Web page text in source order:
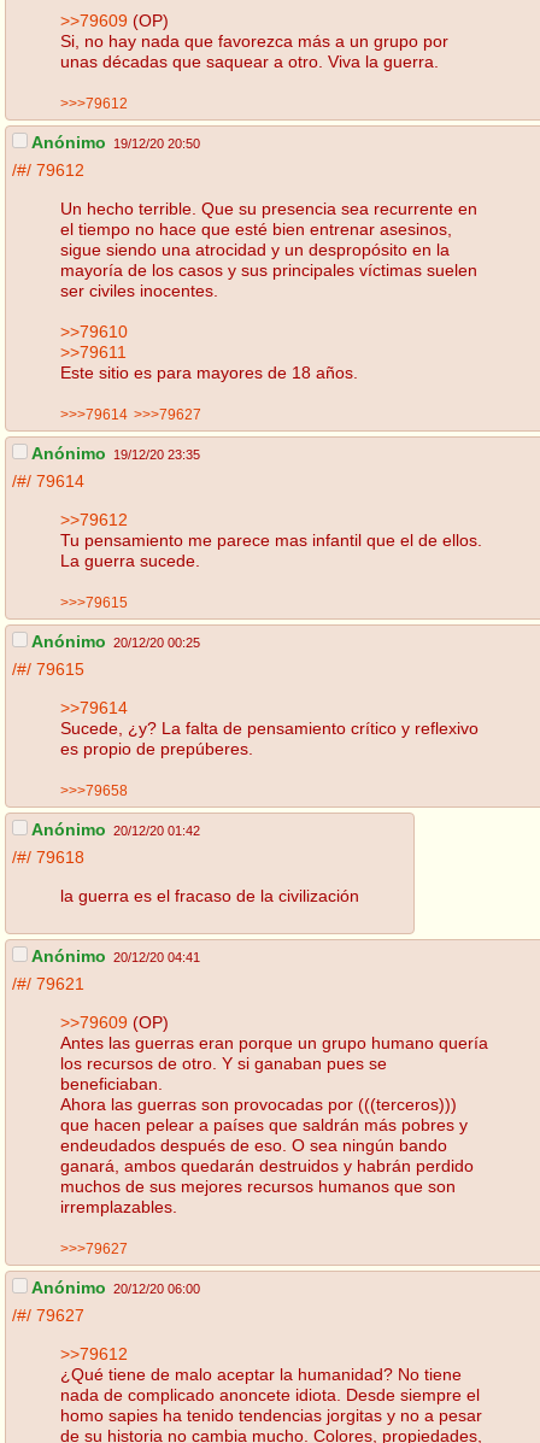
>>79609 (OP)
Si, no hay nada que favorezca más a un grupo por
unas décadas que saquear a otro. Viva la guerra.
>>>79612
Anónimo 19/12/20 20:50
/#/ 79612
Un hecho terrible. Que su presencia sea recurrente en
el tiempo no hace que esté bien entrenar asesinos,
sigue siendo una atrocidad y un despropósito en la
mayoría de los casos y sus principales víctimas suelen
ser civiles inocentes.
>>79610
>>79611
Este sitio es para mayores de 18 años.
>>>79614 >>>79627
Anónimo 19/12/20 23:35
/#/ 79614
>>79612
Tu pensamiento me parece mas infantil que el de ellos.
La guerra sucede.
>>>79615
Anónimo 20/12/20 00:25
/#/ 79615
>>79614
Sucede, ¿y? La falta de pensamiento crítico y reflexivo
es propio de prepúberes.
>>>79658
Anónimo 20/12/20 01:42
/#/ 79618
la guerra es el fracaso de la civilización
Anónimo 20/12/20 04:41
/#/ 79621
>>79609 (OP)
Antes las guerras eran porque un grupo humano quería
los recursos de otro. Y si ganaban pues se
beneficiaban.
Ahora las guerras son provocadas por (((terceros)))
que hacen pelear a países que saldrán más pobres y
endeudados después de eso. O sea ningún bando
ganará, ambos quedarán destruidos y habrán perdido
muchos de sus mejores recursos humanos que son
irremplazables.
>>>79627
Anónimo 20/12/20 06:00
/#/ 79627
>>79612
¿Qué tiene de malo aceptar la humanidad? No tiene
nada de complicado anoncete idiota. Desde siempre el
homo sapies ha tenido tendencias jorgitas y no a pesar
de su historia no cambia mucho. Colores, propiedades,